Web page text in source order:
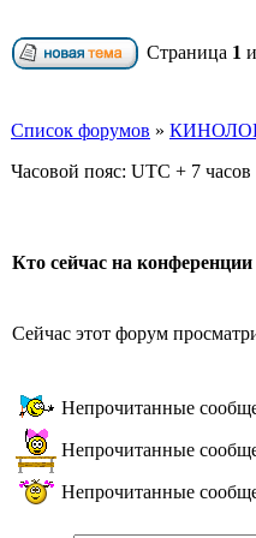
Страница 1
Список форумов »
Часовой пояс: UTC + 7 часов
Кто сейчас на конференции
Сейчас этот форум
Непрочитанные
Непрочитанные
Непрочитанные